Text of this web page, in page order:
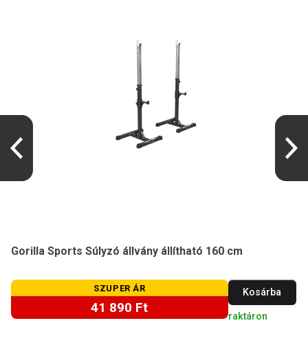
Gorilla Sports Súlyzó állvány állítható 160 cm
SZUPER ÁR
41 890 Ft
Kosárba
raktáron